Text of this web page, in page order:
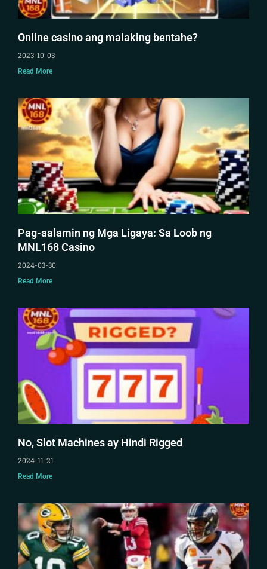
Online casino ang malaking bentahe?
2023-10-03
Read More
Pag-aalamin ng Mga Ligaya: Sa Loob ng
MNL168 Casino
2024-03-30
Read More
No, Slot Machines ay Hindi Rigged
2024-11-21
Read More